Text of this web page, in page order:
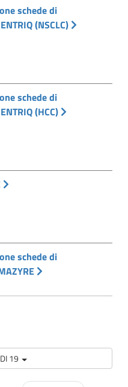
schede di
(NSCLC)
schede di
(HCC)
schede di
19